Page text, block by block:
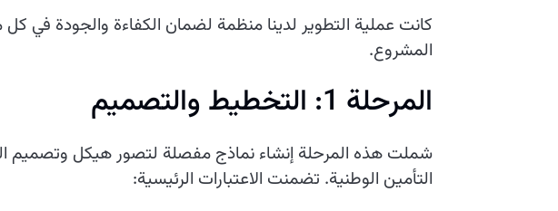
كانت عملية التطوير لدينا منظمة لضمان الكفاءة والجودة في
المشروع.
المرحلة 1: التخطيط والتصميم
شملت هذه المرحلة إنشاء نماذج مفصلة لتصور هيكل وتصميم
التأمين الوطنية. تضمنت الاعتبارات الرئيسية: